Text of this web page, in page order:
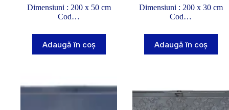
Dimensiuni : 200 x 50 cm
Cod…
Adaugă în coș
Dimensiuni : 200 x 30 cm
Cod…
Adaugă în coș